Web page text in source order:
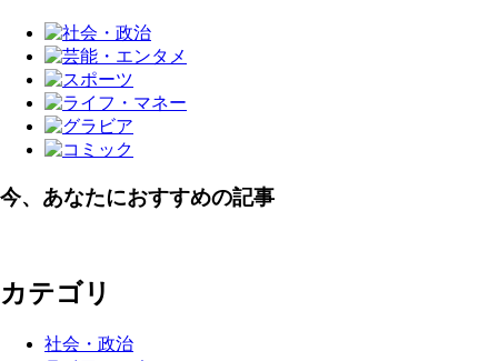
今、あなたにおすすめの記事
カテゴリ
社会・政治